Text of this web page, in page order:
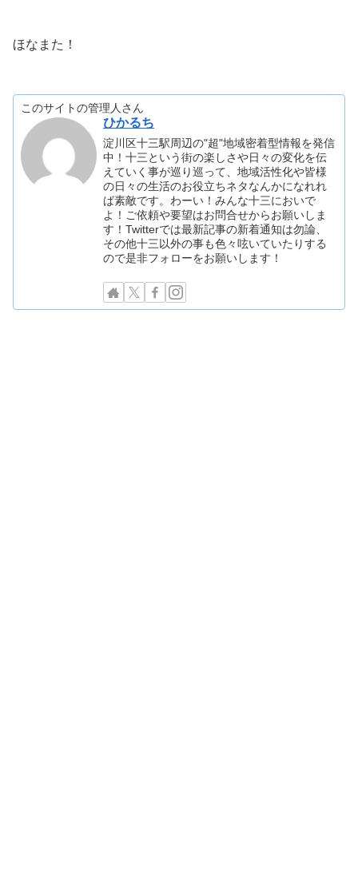
ほなまた！
このサイトの管理人さん
ひかるち
淀川区十三駅周辺の"超"地域密着型情報を発信
中！十三という街の楽しさや日々の変化を伝
えていく事が巡り巡って、地域活性化や皆様
の日々の生活のお役立ちネタなんかになれれ
ば素敵です。わーい！みんな十三においで
よ！ご依頼や要望はお問合せからお願いしま
す！Twitterでは最新記事の新着通知は勿論、
その他十三以外の事も色々呟いていたりする
ので是非フォローをお願いします！